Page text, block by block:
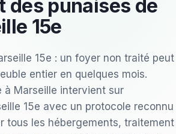
des punaises de
15e
15e : un foyer non traité peut
entier en quelques mois.
à Marseille intervient sur
15e avec un protocole reconnu
tous les hébergements, traitement